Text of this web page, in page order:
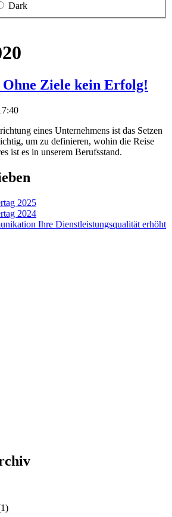
Dark
Ziele kein Erfolg!
eines Unternehmens ist das Setzen
um zu definieren, wohin die Reise
ist es in unserem Berufsstand.
2025
2024
Ihre Dienstleistungsqualität erhöht